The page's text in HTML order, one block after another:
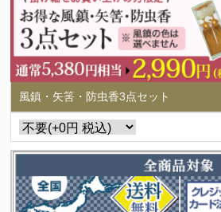
風鎮・矢筈・防虫香3点セット